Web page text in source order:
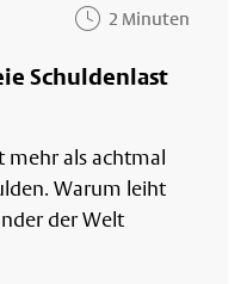
2 Minuten
Schuldenlast
mehr als achtmal
Warum leiht
der Welt